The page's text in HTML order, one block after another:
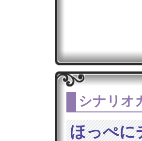
シナリオ
ほっぺに